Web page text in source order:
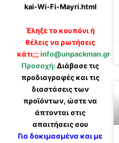
kai-Wi-Fi-Mayri.html
Έληξε το κουπόνι ή
θέλεις να ρωτήσεις
κάτι;;;info@unpackman.gr
Προσοχή:Διάβασε τις
προδιαγραφές και τις
διαστάσεις των
προϊόντων, ώστε να
άπτονται στις
απαιτήσεις σου
Για δοκιμασμένα και με